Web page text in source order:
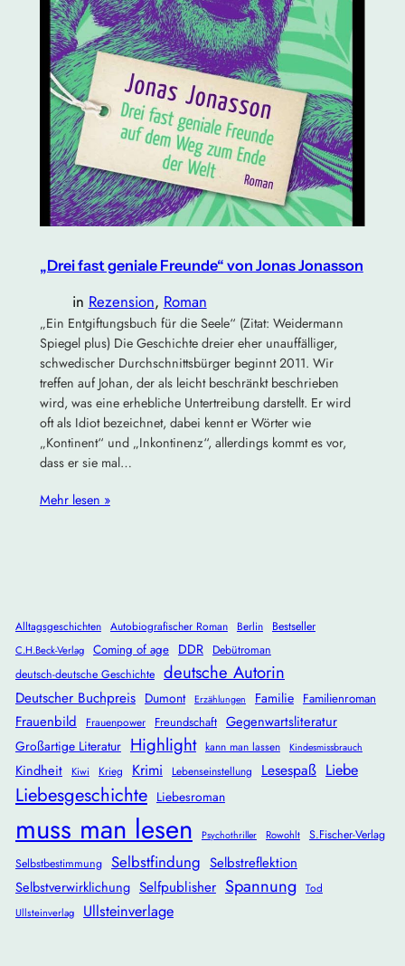
„Drei fast geniale Freunde“ von Jonas Jonasson
in Rezension, Roman
„Ein Entgiftungsbuch für die Seele“ (Zitat: Weidermann
Spiegel plus) Die Geschichte dreier eher unauffälliger,
schwedischer Durchschnittsbürger beginnt 2011. Wir
treffen auf Johan, der als leicht beschränkt beschrieben
wird, was eine erhebliche Untertreibung darstellt. Er wird
oft als Idiot bezeichnet, dabei kennt er Wörter wie
„Kontinent“ und „Inkontinenz“, allerdings kommt es vor,
dass er sie mal…
Mehr lesen »
Alltagsgeschichten Autobiografischer Roman Berlin Bestseller
C.H.Beck-Verlag Coming of age DDR
Debütroman
deutsch-deutsche Geschichte deutsche Autorin
Deutscher Buchpreis Dumont Erzählungen Familie Familienroman
Frauenbild Frauenpower Freundschaft Gegenwartsliteratur
Großartige Literatur Highlight kann man lassen Kindesmissbrauch
Kindheit Kiwi Krieg Krimi Lebenseinstellung Lesespaß Liebe
Liebesgeschichte Liebesroman
muss man lesen Psychothriller Rowohlt
S.Fischer-Verlag
Selbstbestimmung Selbstfindung Selbstreflektion
Selbstverwirklichung Selfpublisher Spannung Tod
Ullsteinverlag Ullsteinverlage